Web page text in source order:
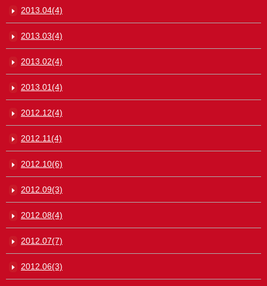
2013.04(4)
2013.03(4)
2013.02(4)
2013.01(4)
2012.12(4)
2012.11(4)
2012.10(6)
2012.09(3)
2012.08(4)
2012.07(7)
2012.06(3)